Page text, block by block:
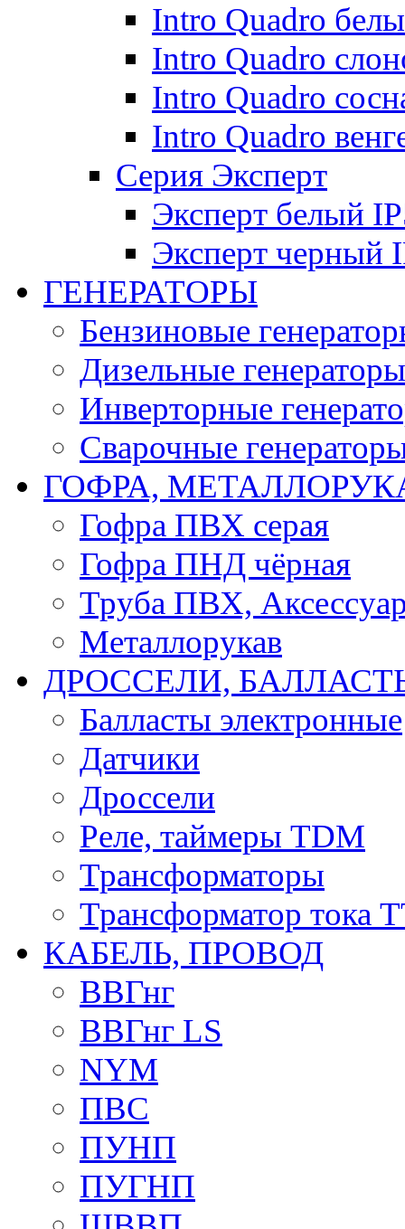
Intro Quadro
Intro Quadro
Intro Quadro
Intro Quadro
Серия Эксперт
Эксперт белый
Эксперт черный
ГЕНЕРАТОРЫ
Бензиновые
Дизельные генераторы
Инверторные
Сварочные
ГОФРА,
Гофра ПВХ серая
Гофра ПНД чёрная
Труба ПВХ,
Металлорукав
ДРОССЕЛИ,
Балласты электронные
Датчики
Дроссели
Реле, таймеры TDM
Трансформаторы
Трансформатор тока
КАБЕЛЬ, ПРОВОД
ВВГнг
ВВГнг LS
NYM
ПВС
ПУНП
ПУГНП